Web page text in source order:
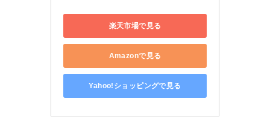
楽天市場で見る
Amazonで見る
Yahoo!ショッピングで見る